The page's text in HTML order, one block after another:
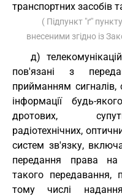
транспортних засобів
( Підпункт "ґ"
внесеними згідно із
д)
пов'язані з
прийманням сигналів,
інформації будь-
дротових,
радіотехнічних,
систем зв'язку,
передання права на
такого
тому числі